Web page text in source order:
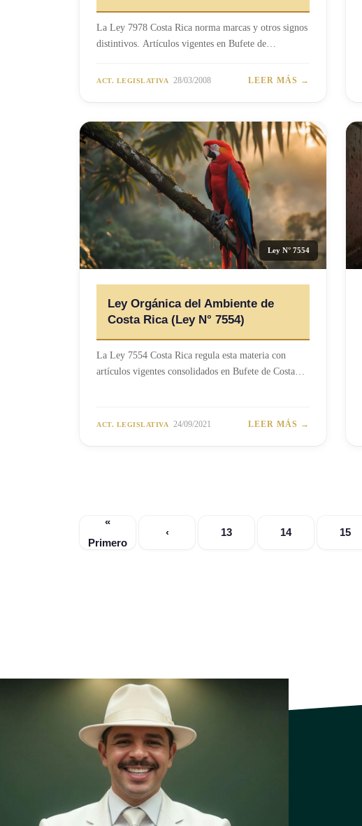
La Ley 7978 Costa Rica norma marcas y otros signos
distintivos. Artículos vigentes en Bufete de…
ACT. LEGISLATIVA 28/03/2008 LEER MÁS →
Ley N° 7554
Ley Orgánica del Ambiente de
Costa Rica (Ley N° 7554)
La Ley 7554 Costa Rica regula esta materia con
artículos vigentes consolidados en Bufete de Costa…
ACT. LEGISLATIVA 24/09/2021 LEER MÁS →
«
Primero
‹ 13 14 15